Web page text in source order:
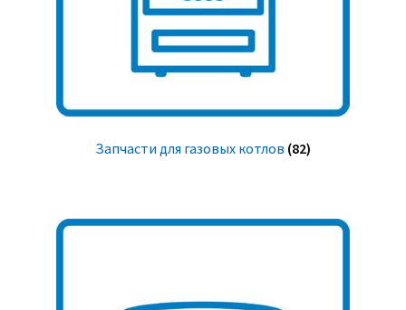
Запчасти для газовых котлов (82)